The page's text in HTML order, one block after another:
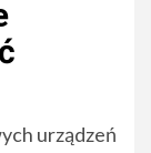
urządzeń